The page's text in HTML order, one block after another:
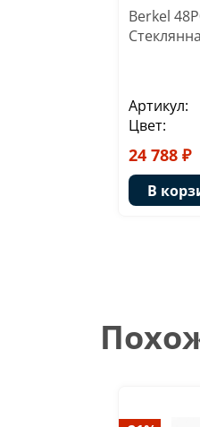
Berkel
Артикул:
Цвет:
24 788 ₽
В